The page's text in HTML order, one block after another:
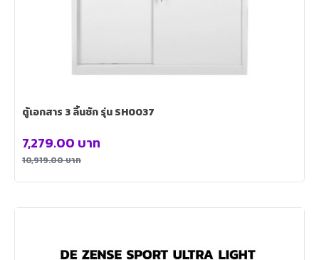
ตู้เอกสาร 3 ลิ้นชัก รุ่น SH0037
10,919.00บาท
7,279.00 บาท